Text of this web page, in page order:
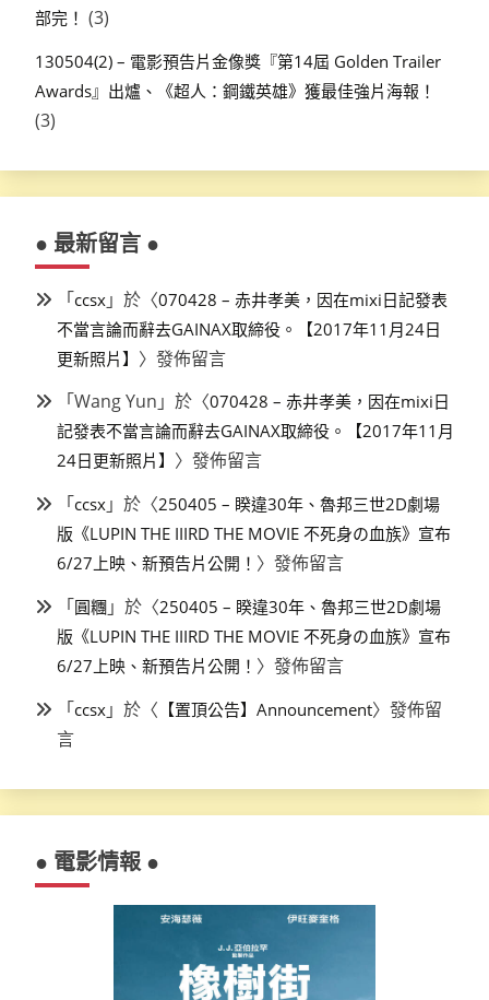
部完！ (3)
130504(2) – 電影預告片金像獎『第14屆 Golden Trailer
Awards』出爐、《超人：鋼鐵英雄》獲最佳強片海報！
(3)
● 最新留言 ●
「ccsx 」於〈070428 – 赤井孝美，因在mixi日記發表
不當言論而辭去GAINAX取締役。【2017年11月24日
更新照片】 〉發佈留言
「Wang Yun 」於〈070428 – 赤井孝美，因在mixi日
記發表不當言論而辭去GAINAX取締役。【2017年11月
24日更新照片】 〉發佈留言
「ccsx 」於〈250405 – 睽違30年、魯邦三世2D劇場
版《LUPIN THE IIIRD THE MOVIE 不死身の血族》宣布
6/27上映、新預告片公開！ 〉發佈留言
「圓糰 」於〈250405 – 睽違30年、魯邦三世2D劇場
版《LUPIN THE IIIRD THE MOVIE 不死身の血族》宣布
6/27上映、新預告片公開！ 〉發佈留言
「ccsx 」於〈 【置頂公告】Announcement〉發佈留
言
● 電影情報 ●